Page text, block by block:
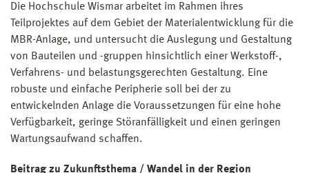
Die Hochschule Wismar arbeitet im Rahmen ihres
Teilprojektes auf dem Gebiet der Materialentwicklung für die
MBR-Anlage, und untersucht die Auslegung und Gestaltung
von Bauteilen und -gruppen hinsichtlich einer Werkstoff-,
Verfahrens- und belastungsgerechten Gestaltung. Eine
robuste und einfache Peripherie soll bei der zu
entwickelnden Anlage die Voraussetzungen für eine hohe
Verfügbarkeit, geringe Störanfälligkeit und einen geringen
Wartungsaufwand schaffen.
Beitrag zu Zukunftsthema / Wandel in der Region